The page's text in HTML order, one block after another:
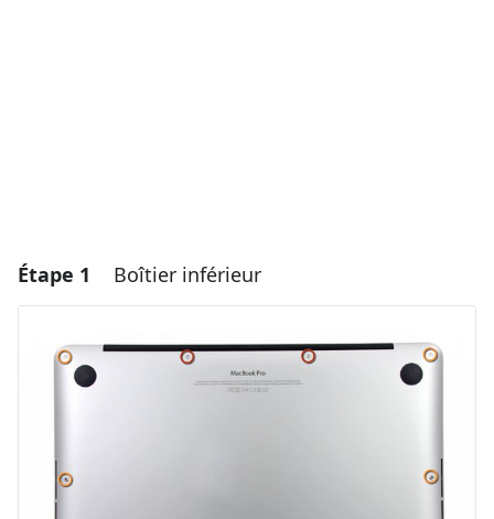
Étape 1 Boîtier inférieur